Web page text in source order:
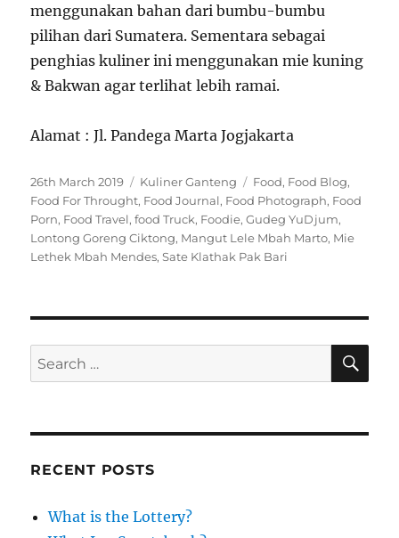
menggunakan bahan dari bumbu-bumbu
pilihan dari Sumatera. Sementara sebagai
penghias kuliner ini menggunakan mie kuning
& Bakwan agar terlihat lebih ramai.
Alamat : Jl. Pandega Marta Jogjakarta
P
o
s
t
e
26th March 2019
C
a
t
e
g
s
Kuliner Ganteng
T
a
g
s
Food, Food Blog,
Food For Throught, Food Journal, Food Photograph, Food
Porn, Food Travel,food Truck, Foodie,Gudeg YuDjum,
Lontong Goreng Ciktong, Mangut Lele Mbah Marto, Mie
Lethek Mbah Mendes,Sate Klathak Pak Bari
S
e
r
S
A
RECENT POSTS
What is the Lottery?